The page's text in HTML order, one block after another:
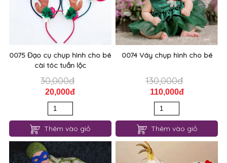
0075 Đạo cụ chụp hình cho bé
cài tóc tuần lộc
30,000đ
20,000đ
Thêm vào giỏ
0074 Váy chụp hình cho bé
130,000đ
110,000đ
Thêm vào giỏ